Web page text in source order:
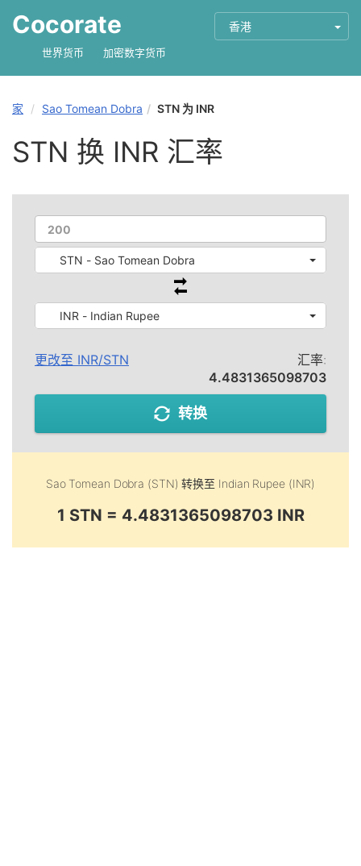
Cocorate 香港
世界货币 加密数字货币
家 Sao Tomean Dobra STN 为 INR
STN 换 INR 汇率
STN - Sao Tomean Dobra
INR - Indian Rupee
更改至 INR/STN
汇率:
4.4831365098703
转换
Sao Tomean Dobra (STN) 转换至 Indian Rupee (INR)
1 STN = 4.4831365098703 INR